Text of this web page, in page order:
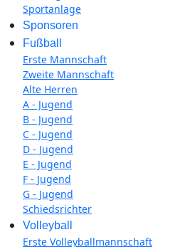
Sportanlage
Sponsoren
Fußball
Erste Mannschaft
Zweite Mannschaft
Alte Herren
A - Jugend
B - Jugend
C - Jugend
D - Jugend
E - Jugend
F - Jugend
G - Jugend
Schiedsrichter
Volleyball
Erste Volleyballmannschaft